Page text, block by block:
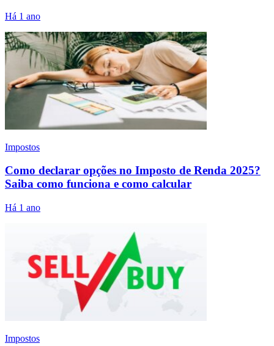
Há 1 ano
Impostos
Como declarar opções no Imposto de Renda 2025?
Saiba como funciona e como calcular
Há 1 ano
Impostos